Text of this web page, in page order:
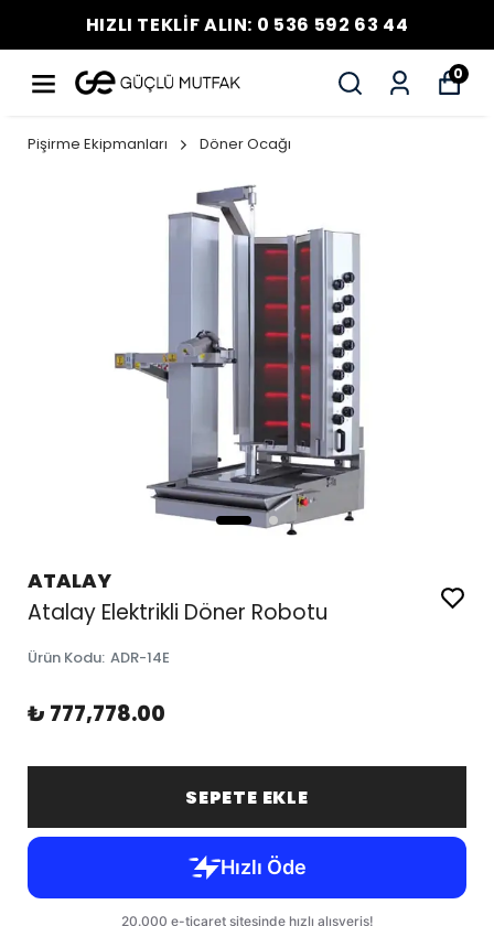
HIZLI TEKLİF ALIN: 0 536 592 63 44
0
Pişirme Ekipmanları Döner Ocağı
ATALAY
Atalay Elektrikli Döner Robotu
Ürün Kodu: ADR-14E
₺ 777,778.00
SEPETE EKLE